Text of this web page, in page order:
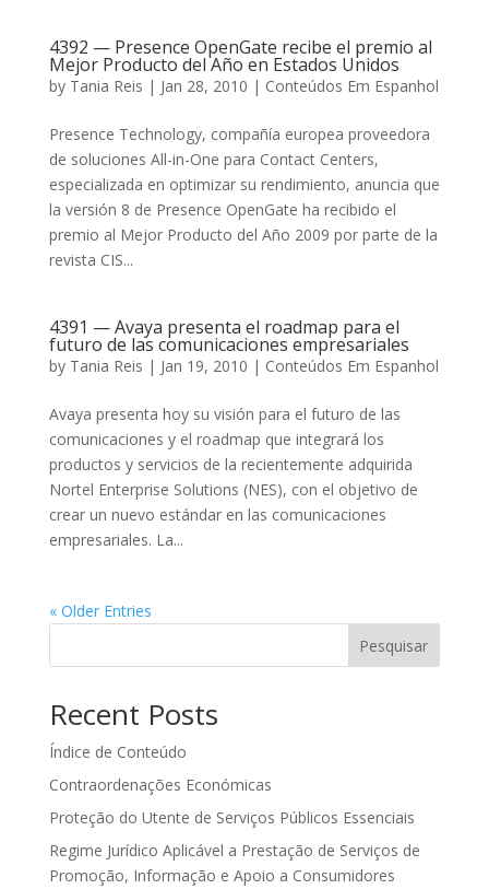
4392 — Presence OpenGate recibe el premio al
Mejor Producto del Año en Estados Unidos
by Tania Reis | Jan 28, 2010 | Conteúdos Em Espanhol
Presence Technology, compañía europea proveedora
de soluciones All-in-One para Contact Centers,
especializada en optimizar su rendimiento, anuncia que
la versión 8 de Presence OpenGate ha recibido el
premio al Mejor Producto del Año 2009 por parte de la
revista CIS...
4391 — Avaya presenta el roadmap para el
futuro de las comunicaciones empresariales
by Tania Reis | Jan 19, 2010 | Conteúdos Em Espanhol
Avaya presenta hoy su visión para el futuro de las
comunicaciones y el roadmap que integrará los
productos y servicios de la recientemente adquirida
Nortel Enterprise Solutions (NES), con el objetivo de
crear un nuevo estándar en las comunicaciones
empresariales. La...
« Older Entries
Pesquisar
Recent Posts
Índice de Conteúdo
Contraordenações Económicas
Proteção do Utente de Serviços Públicos Essenciais
Regime Jurídico Aplicável a Prestação de Serviços de
Promoção, Informação e Apoio a Consumidores